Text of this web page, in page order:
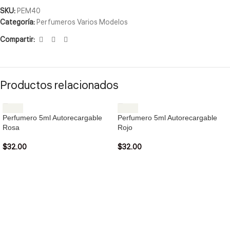
SKU:PEM40
Categoría:Perfumeros Varios Modelos
Compartir:
Productos relacionados
Perfumero 5ml Autorecargable
Rosa
$32.00
Perfumero 5ml Autorecargable
Rojo
$32.00